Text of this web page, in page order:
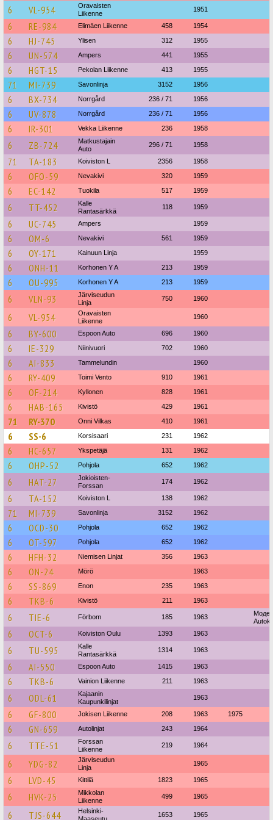
6 VL-954
Oravaisten
Liikenne
1951
6 RE-984 Elimäen Liikenne 458 1954
6 HJ-745 Ylisen 312 1955
6 UN-574 Ampers 441 1955
6 HGT-15 Pekolan Liikenne 413 1955
71 MI-739 Savonlinja 3152 1956
6 BX-734 Norrgård 236 / 71 1956
6 UV-878 Norrgård 236 / 71 1956
6 IR-301 Vekka Liikenne 236 1958
6 ZB-724
Matkustajain
Auto
296 / 71 1958
71 TA-183 Koiviston L 2356 1958
6 OFO-59 Nevakivi 320 1959
6 EC-142 Tuokila 517 1959
6 TT-452
Kalle
Rantasärkkä
118 1959
6 UC-745 Ampers 1959
6 OM-6 Nevakivi 561 1959
6 OY-171 Kainuun Linja 1959
6 ONH-11 Korhonen Y A 213 1959
6 OU-995 Korhonen Y A 213 1959
6 VLN-93
Järviseudun
Linja
750 1960
6 VL-954
Oravaisten
Liikenne
1960
6 BY-600 Espoon Auto 696 1960
6 IE-329 Niinivuori 702 1960
6 AI-833 Tammelundin 1960
6 RY-409 Toimi Vento 910 1961
6 OF-214 Kyllonen 828 1961
6 HAB-165 Kivistö 429 1961
71 RY-370 Onni Vilkas 410 1961
6 SS-6 Korsisaari 231 1962
6 HC-657 Ykspetäjä 131 1962
6 OHP-52 Pohjola 652 1962
6 HAT-27
Jokioisten-
Forssan
174 1962
6 TA-152 Koiviston L 138 1962
71 MI-739 Savonlinja 3152 1962
6 OCD-30 Pohjola 652 1962
6 OT-597 Pohjola 652 1962
6 HFH-32 Niemisen Linjat 356 1963
6 ON-24 Mörö 1963
6 SS-869 Enon 235 1963
6 TKB-6 Kivistö 211 1963
6 TIE-6 Förbom 185 1963
6 OCT-6 Koiviston Oulu 1393 1963
6 TU-595
Kalle
Rantasärkkä
1314 1963
6 AI-550 Espoon Auto 1415 1963
6 TKB-6 Vainion Liikenne 211 1963
6 ODL-61
Kajaanin
Kaupunkilinjat
1963
6 GF-800 Jokisen Liikenne 208 1963 1975
6 GN-659 Autolinjat 243 1964
6 TTE-51
Forssan
Liikenne
219 1964
6 YDG-82
Järviseudun
Linja
1965
6 LVD-45 Kittilä 1823 1965
6 HVK-25
Mikkolan
Liikenne
499 1965
6 TJS-644
Helsinki-
1653 1965